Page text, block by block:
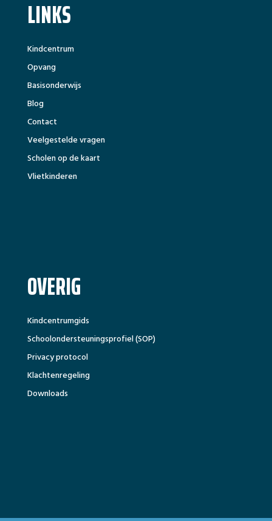
LINKS
Kindcentrum
Opvang
Basisonderwijs
Blog
Contact
Veelgestelde vragen
Scholen op de kaart
Vlietkinderen
OVERIG
Kindcentrumgids
Schoolondersteuningsprofiel (SOP)
Privacy protocol
Klachtenregeling
Downloads